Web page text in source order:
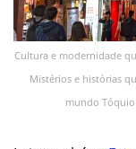
Cultura e modernidade
Mistérios e histórias
mundo